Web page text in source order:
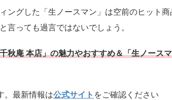
ングした「生ノースマン」は空前のヒット
言っても過言ではないでしょう。
秋庵 本店」の魅力やおすすめ＆「生ノース
。最新情報は公式サイト をご確認ください